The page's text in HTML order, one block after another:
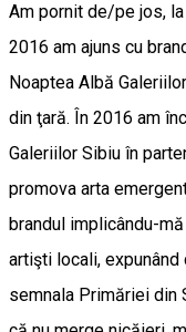
Am pornit de/pe jos,
2016 am ajuns cu
Noaptea Albă
din ţară. În 2016 am
Galeriilor Sibiu în
promova arta
brandul implicându-
artişti locali,
semnala Primăriei din